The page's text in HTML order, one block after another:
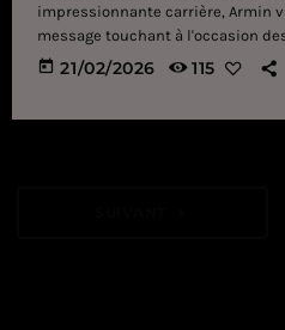
impressionnante carrière, Armin
message touchant à l'occasion
En 2026, Armin van Buuren
première diffusion de son
today 21/02/2026 115